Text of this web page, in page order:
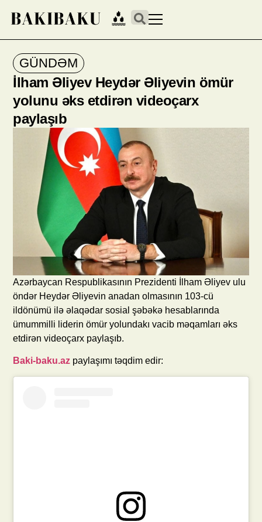
GÜNDƏM
İlham Əliyev Heydər Əliyevin ömür
yolunu əks etdirən videoçarx
paylaşıb
Azərbaycan Respublikasının Prezidenti İlham Əliyev ulu
öndər Heydər Əliyevin anadan olmasının 103-cü
ildönümü ilə əlaqədar sosial şəbəkə hesablarında
ümummilli liderin ömür yolundakı vacib məqamları əks
etdirən videoçarx paylaşıb.
Baki-baku.az paylaşımı təqdim edir: